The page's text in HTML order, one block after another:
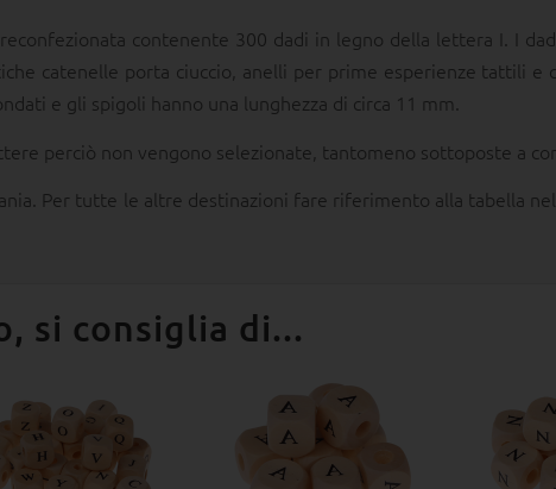
contenente 300 dadi in legno della lettera I. I
catenelle porta ciuccio, anelli per prime esperienze tattili e
e gli spigoli hanno una lunghezza di circa 11 mm.
perciò non vengono selezionate, tantomeno sottoposte a
Per tutte le altre destinazioni fare riferimento alla tabella
si consiglia di...